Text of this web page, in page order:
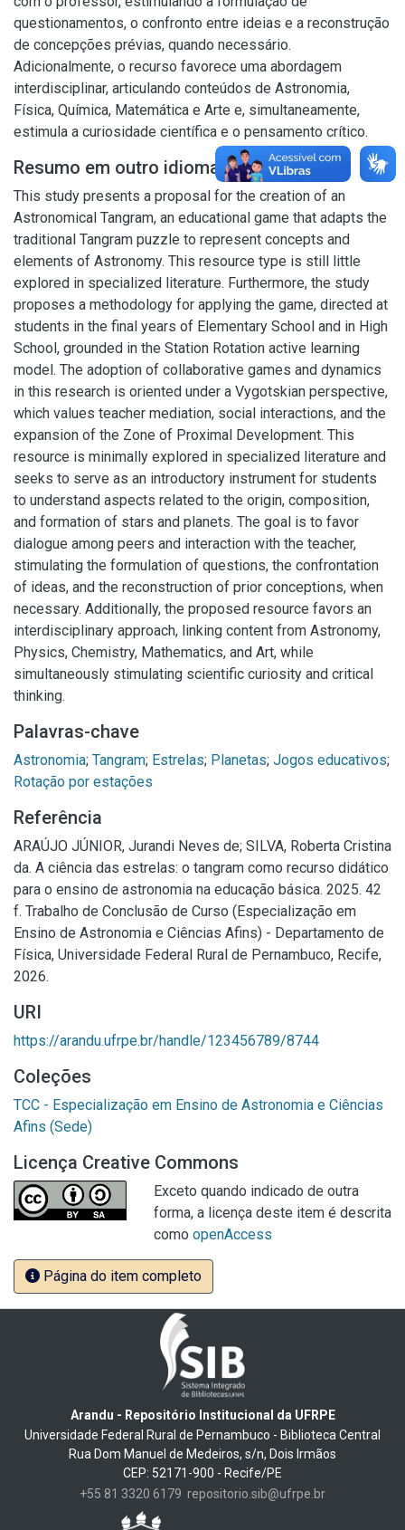
questionamentos, o confronto entre ideias e a reconstrução
de concepções prévias, quando necessário.
Adicionalmente, o recurso favorece uma abordagem
interdisciplinar, articulando conteúdos de Astronomia,
Física, Química, Matemática e Arte e, simultaneamente,
estimula a curiosidade científica e o pensamento crítico.
Resumo em outro idioma
This study presents a proposal for the creation of an
Astronomical Tangram, an educational game that adapts the
traditional Tangram puzzle to represent concepts and
elements of Astronomy. This resource type is still little
explored in specialized literature. Furthermore, the study
proposes a methodology for applying the game, directed at
students in the final years of Elementary School and in High
School, grounded in the Station Rotation active learning
model. The adoption of collaborative games and dynamics
in this research is oriented under a Vygotskian perspective,
which values teacher mediation, social interactions, and the
expansion of the Zone of Proximal Development. This
resource is minimally explored in specialized literature and
seeks to serve as an introductory instrument for students
to understand aspects related to the origin, composition,
and formation of stars and planets. The goal is to favor
dialogue among peers and interaction with the teacher,
stimulating the formulation of questions, the confrontation
of ideas, and the reconstruction of prior conceptions, when
necessary. Additionally, the proposed resource favors an
interdisciplinary approach, linking content from Astronomy,
Physics, Chemistry, Mathematics, and Art, while
simultaneously stimulating scientific curiosity and critical
thinking.
Palavras-chave
Astronomia; Tangram; Estrelas; Planetas; Jogos educativos;
Rotação por estações
Referência
ARAÚJO JÚNIOR, Jurandi Neves de; SILVA, Roberta Cristina
da. A ciência das estrelas: o tangram como recurso didático
para o ensino de astronomia na educação básica. 2025. 42
f. Trabalho de Conclusão de Curso (Especialização em
Ensino de Astronomia e Ciências Afins) - Departamento de
Física, Universidade Federal Rural de Pernambuco, Recife,
2026.
URI
https://arandu.ufrpe.br/handle/123456789/8744
Coleções
TCC - Especialização em Ensino de Astronomia e Ciências
Afins (Sede)
Licença Creative Commons
Exceto quando indicado de outra
forma, a licença deste item é descrita
como openAccess
Página do item completo
Arandu - Repositório Institucional da UFRPE
Universidade Federal Rural de Pernambuco - Biblioteca Central
Rua Dom Manuel de Medeiros, s/n, Dois Irmãos
CEP: 52171-900 - Recife/PE
+55 81 3320 6179 repositorio.sib@ufrpe.br